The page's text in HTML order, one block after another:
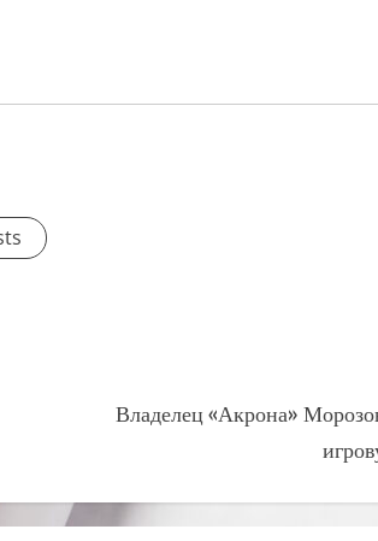
Владелец «Акрона»